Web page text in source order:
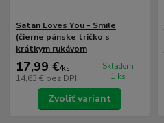
Satan Loves You - Smile
(čierne pánske tričko s
krátkym rukávom
17,99 €/ks
14,63 € bez DPH
Skladom
1 ks
Zvoliť variant